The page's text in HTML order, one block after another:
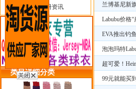
安福相册资讯
类目详细分类
兰博基尼新
Labubu价格
EVA推出钓
泡泡玛特
超可爱！
99元就能买